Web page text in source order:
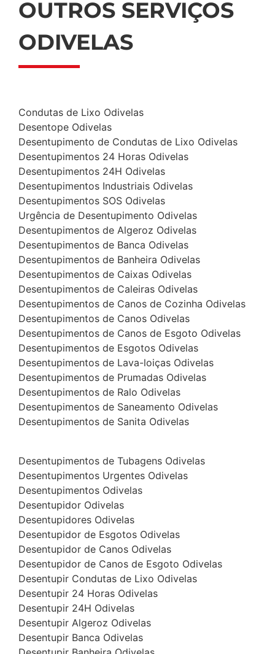
OUTROS SERVIÇOS
ODIVELAS
Condutas de Lixo Odivelas
Desentope Odivelas
Desentupimento de Condutas de Lixo Odivelas
Desentupimentos 24 Horas Odivelas
Desentupimentos 24H Odivelas
Desentupimentos Industriais Odivelas
Desentupimentos SOS Odivelas
Urgência de Desentupimento Odivelas
Desentupimentos de Algeroz Odivelas
Desentupimentos de Banca Odivelas
Desentupimentos de Banheira Odivelas
Desentupimentos de Caixas Odivelas
Desentupimentos de Caleiras Odivelas
Desentupimentos de Canos de Cozinha Odivelas
Desentupimentos de Canos Odivelas
Desentupimentos de Canos de Esgoto Odivelas
Desentupimentos de Esgotos Odivelas
Desentupimentos de Lava-loiças Odivelas
Desentupimentos de Prumadas Odivelas
Desentupimentos de Ralo Odivelas
Desentupimentos de Saneamento Odivelas
Desentupimentos de Sanita Odivelas
Desentupimentos de Tubagens Odivelas
Desentupimentos Urgentes Odivelas
Desentupimentos Odivelas
Desentupidor Odivelas
Desentupidores Odivelas
Desentupidor de Esgotos Odivelas
Desentupidor de Canos Odivelas
Desentupidor de Canos de Esgoto Odivelas
Desentupir Condutas de Lixo Odivelas
Desentupir 24 Horas Odivelas
Desentupir 24H Odivelas
Desentupir Algeroz Odivelas
Desentupir Banca Odivelas